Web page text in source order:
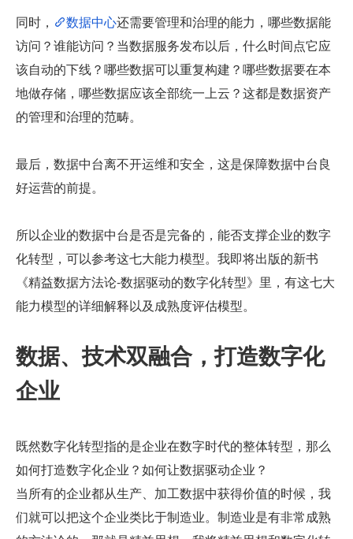
同时， 数据中心还需要管理和治理的能力，哪些数据能
访问？谁能访问？当数据服务发布以后，什么时间点它应
该自动的下线？哪些数据可以重复构建？哪些数据要在本
地做存储，哪些数据应该全部统一上云？这都是数据资产
的管理和治理的范畴。
最后，数据中台离不开运维和安全，这是保障数据中台良
好运营的前提。
所以企业的数据中台是否是完备的，能否支撑企业的数字
化转型，可以参考这七大能力模型。我即将出版的新书
《精益数据方法论-数据驱动的数字化转型》里，有这七大
能力模型的详细解释以及成熟度评估模型。
数据、技术双融合，打造数字化
企业
既然数字化转型指的是企业在数字时代的整体转型，那么
如何打造数字化企业？如何让数据驱动企业？
当所有的企业都从生产、加工数据中获得价值的时候，我
们就可以把这个企业类比于制造业。制造业是有非常成熟